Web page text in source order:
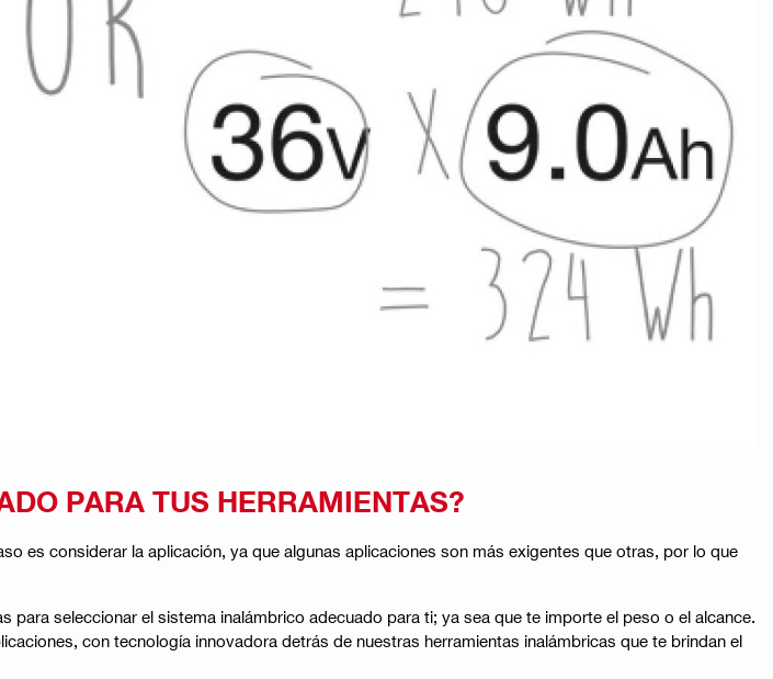
PARA TUS HERRAMIENTAS?
es considerar la aplicación, ya que algunas aplicaciones son más exigentes que otras, por lo que
seleccionar el sistema inalámbrico adecuado para ti; ya sea que te importe el peso o el alcance.
con tecnología innovadora detrás de nuestras herramientas inalámbricas que te brindan el